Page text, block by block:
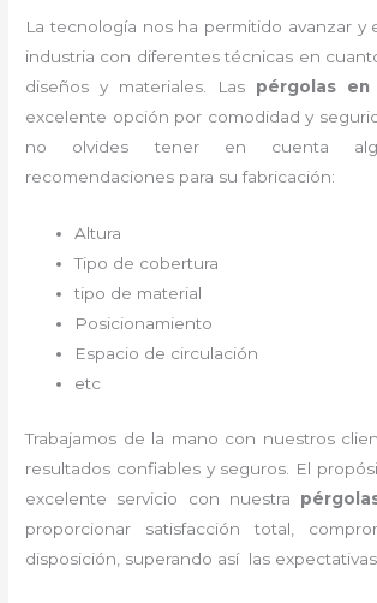
La tecnología nos ha permitido avanzar y
industria con diferentes técnicas en
diseños y materiales. Las pérgolas en
excelente opción por comodidad y
no olvides tener en cuenta
recomendaciones para su fabricación:
Altura
Tipo de cobertura
tipo de material
Posicionamiento
Espacio de circulación
etc
Trabajamos de la mano con nuestros
resultados confiables y seguros. El
excelente servicio con nuestra
proporcionar satisfacción total,
disposición, superando así las expectativas.